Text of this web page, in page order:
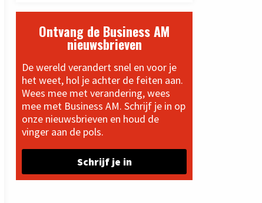
Ontvang de Business AM
nieuwsbrieven
De wereld verandert snel en voor je
het weet, hol je achter de feiten aan.
Wees mee met verandering, wees
mee met Business AM. Schrijf je in op
onze nieuwsbrieven en houd de
vinger aan de pols.
Schrijf je in